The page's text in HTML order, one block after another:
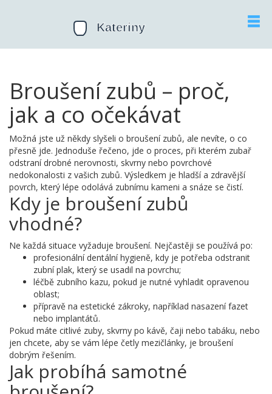
Broušení zubů – proč,
jak a co očekávat
Možná jste už někdy slyšeli o broušení zubů, ale nevíte, o co
přesně jde. Jednoduše řečeno, jde o proces, při kterém zubař
odstraní drobné nerovnosti, skvrny nebo povrchové
nedokonalosti z vašich zubů. Výsledkem je hladší a zdravější
povrch, který lépe odolává zubnímu kameni a snáze se čistí.
Kdy je broušení zubů
vhodné?
Ne každá situace vyžaduje broušení. Nejčastěji se používá po:
profesionální dentální hygieně, kdy je potřeba odstranit
zubní plak, který se usadil na povrchu;
léčbě zubního kazu, pokud je nutné vyhladit opravenou
oblast;
přípravě na estetické zákroky, například nasazení fazet
nebo implantátů.
Pokud máte citlivé zuby, skvrny po kávě, čaji nebo tabáku, nebo
jen chcete, aby se vám lépe četly mezičlánky, je broušení
dobrým řešením.
Jak probíhá samotné